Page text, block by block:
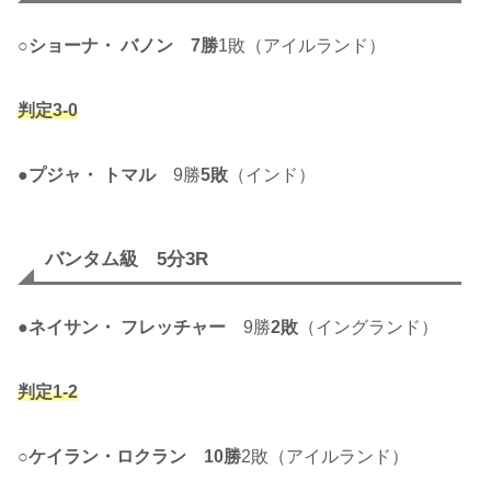
○ショーナ・ バノン 7勝1敗（アイルランド）
判定3-0
●プジャ・ トマル9勝5敗 （インド）
バンタム級 5分3R
●ネイサン・ フレッチャー 9勝2敗 （イングランド）
判定1-2
○ケイラン・ロクラン 10勝2敗（アイルランド）